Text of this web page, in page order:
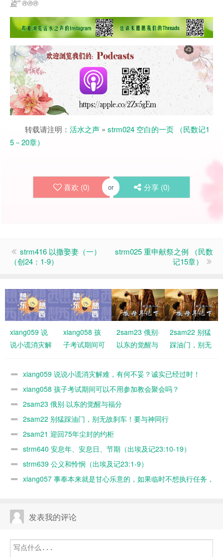
盗” ®®®
转载请注明： 活水之声 » strm024 空白的一页 （民数记1
5－20章）
喜欢 (0) or 分享 (0)
strm416 以撒娶妻（一）
（创24：1-9）
strm025 重申献祭之例 （民数
记15章）
xiang059 说
说小谎消灾解
xiang058 孩
子考试期间可
会聚会吗？
2sam23 俄别·
以东的觉醒与
2sam22 别猛
踩油门，别无
神同行
xiang059 说说小谎消灾解难，有何不妥？诚实已经过时！
xiang058 孩子考试期间可以不用参加教会聚会吗？
2sam23 俄别·以东的觉醒与福分
2sam22 别猛踩油门，别无故刹车！要与神同行
2sam21 迎回75年尘封的约柜
strm640 安息年、安息日、节期（出埃及记23:10-19）
strm639 公义和怜悯（出埃及记23:1-9）
xiang057 事奉本来就是甘心乐意的，如果临时不想执行任务，
发表我的评论